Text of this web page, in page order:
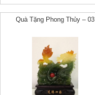
Quà Tặng Phong Thủy – 03